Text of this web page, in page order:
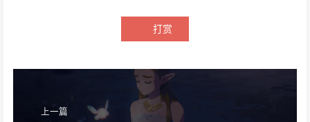
打赏
上一篇